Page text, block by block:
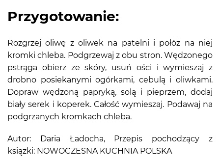
Przygotowanie:
Rozgrzej oliwę z oliwek na patelni i połóż na niej
kromki chleba. Podgrzewaj z obu stron. Wędzonego
pstrąga obierz ze skóry, usuń ości i wymieszaj z
drobno posiekanymi ogórkami, cebulą i oliwkami.
Dopraw wędzoną papryką, solą i pieprzem, dodaj
biały serek i koperek. Całość wymieszaj. Podawaj na
podgrzanych kromkach chleba.
Autor: Daria Ładocha, Przepis pochodzący z
książki: NOWOCZESNA KUCHNIA POLSKA